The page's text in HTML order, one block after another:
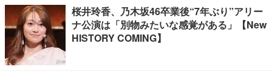
桜井玲香、乃木坂46卒業後“7年ぶり”アリー
ナ公演は「別物みたいな感覚がある」【New
HISTORY COMING】